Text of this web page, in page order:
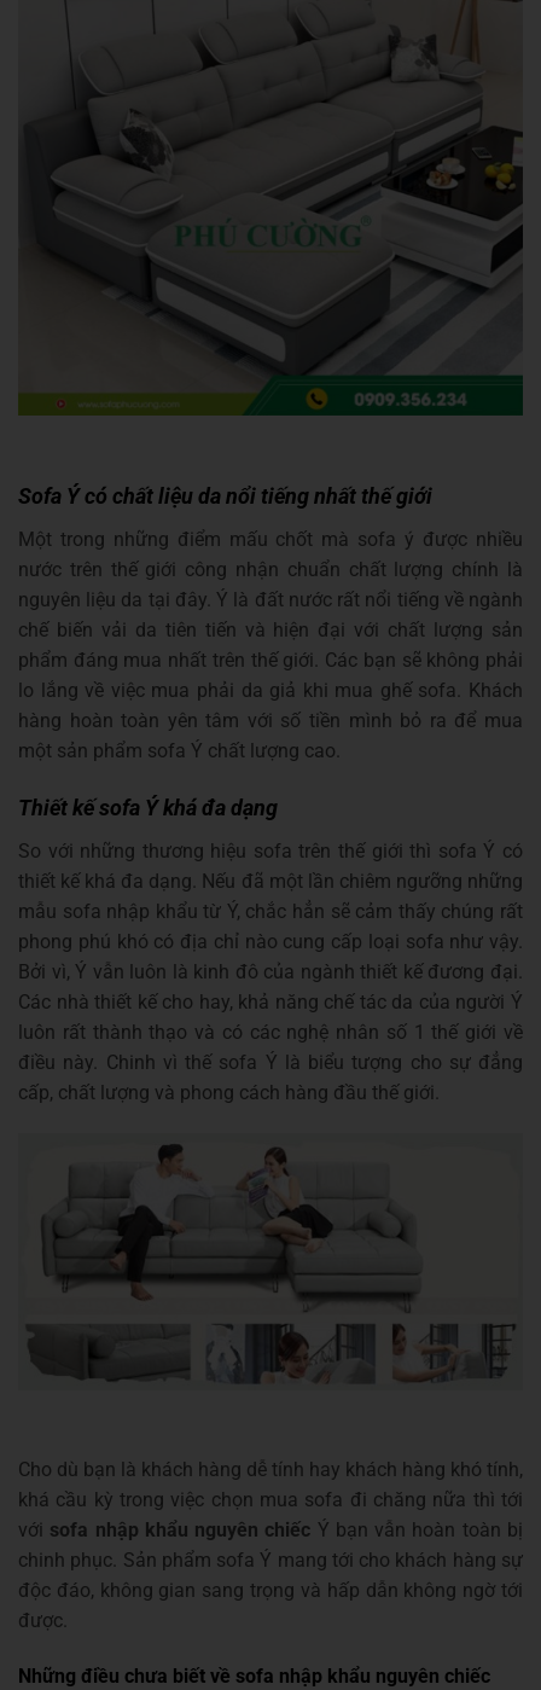
Sofa Ý có chất liệu da nổi tiếng nhất thế giới
Một trong những điểm mấu chốt mà sofa ý được nhiều
nước trên thế giới công nhận chuẩn chất lượng chính là
nguyên liệu da tại đây. Ý là đất nước rất nổi tiếng về ngành
chế biến vải da tiên tiến và hiện đại với chất lượng sản
phẩm đáng mua nhất trên thế giới. Các bạn sẽ không phải
lo lắng về việc mua phải da giả khi mua ghế sofa. Khách
hàng hoàn toàn yên tâm với số tiền mình bỏ ra để mua
một sản phẩm sofa Ý chất lượng cao.
Thiết kế sofa Ý khá đa dạng
So với những thương hiệu sofa trên thế giới thì sofa Ý có
thiết kế khá đa dạng. Nếu đã một lần chiêm ngưỡng những
mẫu sofa nhập khẩu từ Ý, chắc hẳn sẽ cảm thấy chúng rất
phong phú khó có địa chỉ nào cung cấp loại sofa như vậy.
Bởi vì, Ý vẫn luôn là kinh đô của ngành thiết kế đương đại.
Các nhà thiết kế cho hay, khả năng chế tác da của người Ý
luôn rất thành thạo và có các nghệ nhân số 1 thế giới về
điều này. Chinh vì thế sofa Ý là biểu tượng cho sự đẳng
cấp, chất lượng và phong cách hàng đầu thế giới.
Cho dù bạn là khách hàng dễ tính hay khách hàng khó tính,
khá cầu kỳ trong việc chọn mua sofa đi chăng nữa thì tới
với sofa nhập khẩu nguyên chiếc Ý bạn vẫn hoàn toàn bị
chinh phục. Sản phẩm sofa Ý mang tới cho khách hàng sự
độc đáo, không gian sang trọng và hấp dẫn không ngờ tới
được.
Những điều chưa biết về sofa nhập khẩu nguyên chiếc